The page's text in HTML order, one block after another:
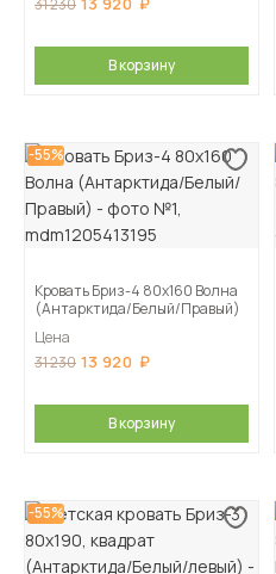
31 230
В корзину
-55%
Кровать Бриз-4 80х160 Волна
(Антарктида/Белый/Правый)
Цена
31 230 13 920
В корзину
-55%